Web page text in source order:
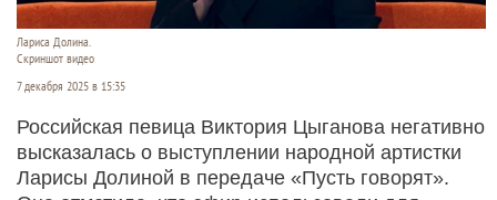
Лариса Долина.
Скриншот видео
7 декабря 2025 в 15:35
Российская певица Виктория Цыганова негативно
высказалась о выступлении народной артистки
Ларисы Долиной в передаче «Пусть говорят».